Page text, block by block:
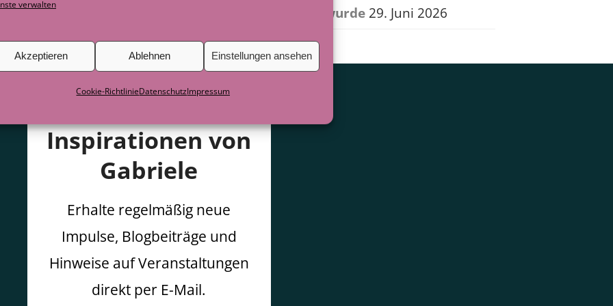
verwalten
Akzeptieren Ablehnen Einstellungen ansehen
Cookie-RichtlinieDatenschutzImpressum
wurde 29. Juni 2026
Inspirationen von
Gabriele
Erhalte regelmäßig neue
Impulse, Blogbeiträge und
Hinweise auf Veranstaltungen
direkt per E-Mail.